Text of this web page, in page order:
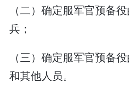
（二）确定服军官预备
兵；
（三）确定服军官预备
和其他人员。